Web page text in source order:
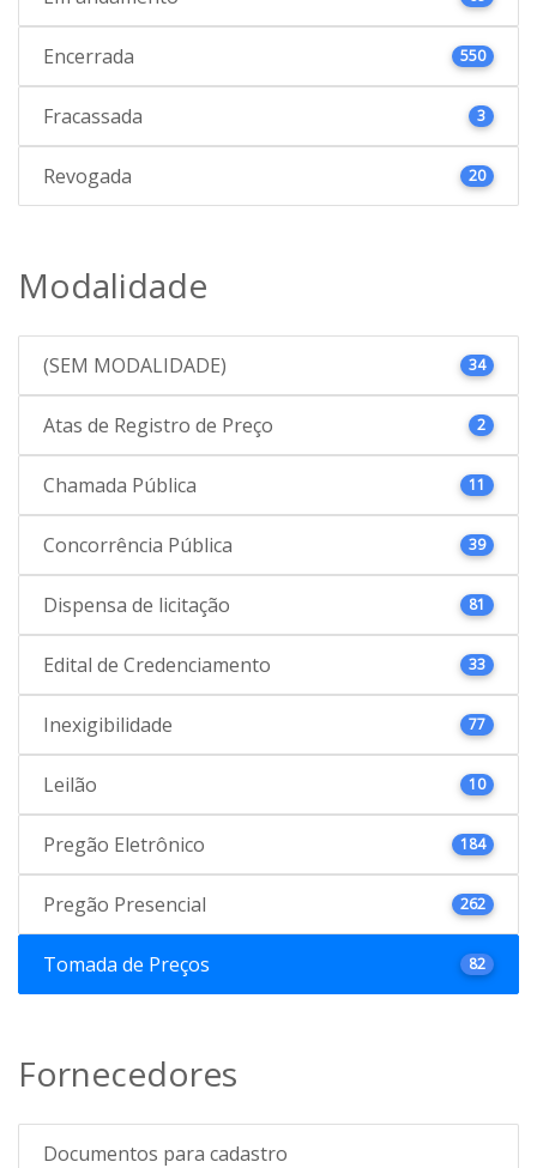
Encerrada 550
Fracassada 3
Revogada 20
Modalidade
(SEM MODALIDADE) 34
Atas de Registro de Preço 2
Chamada Pública 11
Concorrência Pública 39
Dispensa de licitação 81
Edital de Credenciamento 33
Inexigibilidade 77
Leilão 10
Pregão Eletrônico 184
Pregão Presencial 262
Tomada de Preços 82
Fornecedores
Documentos para cadastro